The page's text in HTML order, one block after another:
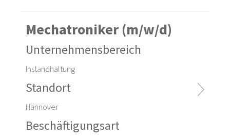
Mechatroniker (m/w/d)
Unternehmensbereich
Instandhaltung
Standort
Hannover
Beschäftigungsart